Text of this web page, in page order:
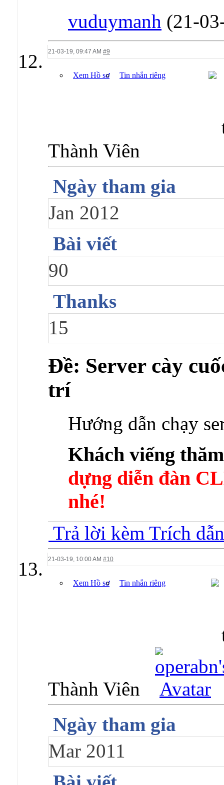
vuduymanh (21-
21-03-19, 09:47 AM #9
Xem Hồ sơ Tin nhắn riêng
Thành Viên
Ngày tham gia
Jan 2012
Bài viết
90
Thanks
15
Ðề: Server cày
trí
Hướng dẫn chạy
Khách viếng
dựng diễn đàn
nhé!
Trả lời kèm Trích dẫn
21-03-19, 10:00 AM #10
Xem Hồ sơ Tin nhắn riêng
Thành Viên
Ngày tham gia
Mar 2011